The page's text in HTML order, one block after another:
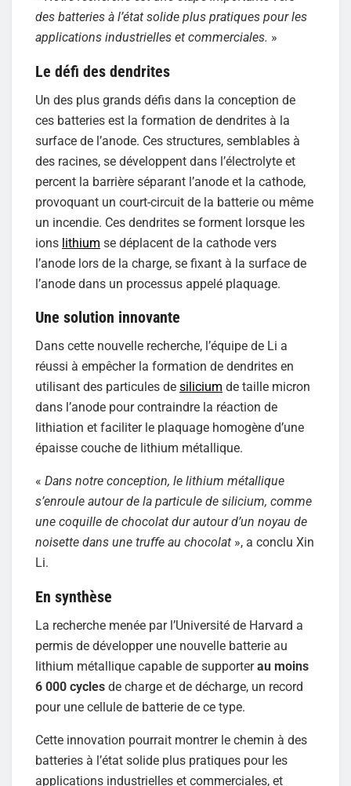
des batteries à l’état solide plus pratiques pour les
applications industrielles et commerciales. »
Le défi des dendrites
Un des plus grands défis dans la conception de
ces batteries est la formation de dendrites à la
surface de l’anode. Ces structures, semblables à
des racines, se développent dans l’électrolyte et
percent la barrière séparant l’anode et la cathode,
provoquant un court-circuit de la batterie ou même
un incendie. Ces dendrites se forment lorsque les
ions lithium se déplacent de la cathode vers
l’anode lors de la charge, se fixant à la surface de
l’anode dans un processus appelé plaquage.
Une solution innovante
Dans cette nouvelle recherche, l’équipe de Li a
réussi à empêcher la formation de dendrites en
utilisant des particules de silicium de taille micron
dans l’anode pour contraindre la réaction de
lithiation et faciliter le plaquage homogène d’une
épaisse couche de lithium métallique.
« Dans notre conception, le lithium métallique
s’enroule autour de la particule de silicium, comme
une coquille de chocolat dur autour d’un noyau de
noisette dans une truffe au chocolat », a conclu Xin
Li.
En synthèse
La recherche menée par l’Université de Harvard a
permis de développer une nouvelle batterie au
lithium métallique capable de supporterau moins
6 000 cycles de charge et de décharge, un record
pour une cellule de batterie de ce type.
Cette innovation pourrait montrer le chemin à des
batteries à l’état solide plus pratiques pour les
applications industrielles et commerciales, et